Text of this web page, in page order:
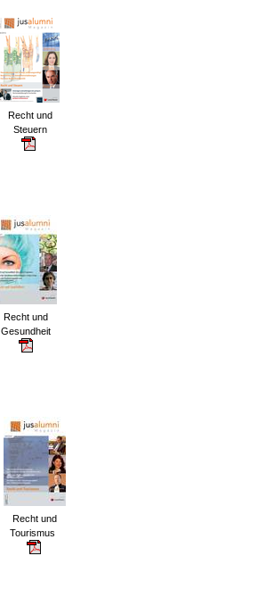
Recht und
Steuern
Recht und
Gesundheit
Recht und
Tourismus